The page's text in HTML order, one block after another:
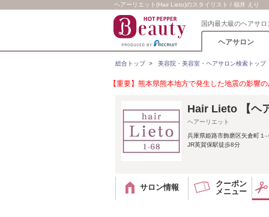
ヘアーリエット(Hair Lieto)のスタイリスト / 福井 えり
国内最大級のヘアサ
ヘアサロン
総合トップ> 美容院・美容室・ヘアサロン検索トップ
【重要】熊本県熊本地方で発生した地震の影響
Hair Lieto 【ヘ
ヘアーリエット
兵庫県姫路市飾磨区矢倉町１-
JR英賀保駅徒歩8分
サロン情報
クーポン
メニュー